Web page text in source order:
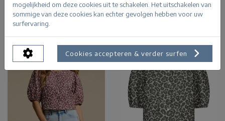
mogelijkheid om deze cookies uit te schakelen. Het uitschakelen van
sommige van deze cookies kan echter gevolgen hebben voor uw
surfervaring.
Cookies accepteren & verder surfen